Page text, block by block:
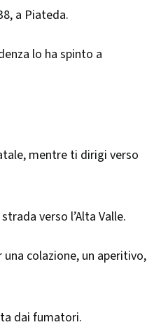
a Piateda.
lo ha spinto a
mentre ti dirigi verso
verso l’Alta Valle.
colazione, un aperitivo,
dai fumatori.